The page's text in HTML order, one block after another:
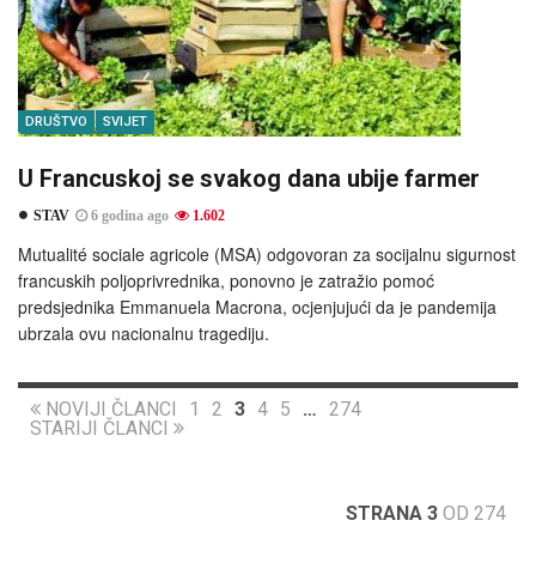
DRUŠTVO SVIJET
U Francuskoj se svakog dana ubije farmer
STAV 6 godina ago 1.602
Mutualité sociale agricole (MSA) odgovoran za socijalnu sigurnost
francuskih poljoprivrednika, ponovno je zatražio pomoć
predsjednika Emmanuela Macrona, ocjenjujući da je pandemija
ubrzala ovu nacionalnu tragediju.
NOVIJI ČLANCI 1 2 3 4 5 … 274
STARIJI ČLANCI
STRANA 3 OD 274